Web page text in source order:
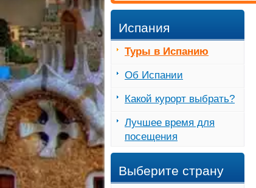
Испания
Туры в Испанию
Об Испании
Какой курорт выбрать?
Лучшее время для
посещения
Выберите страну